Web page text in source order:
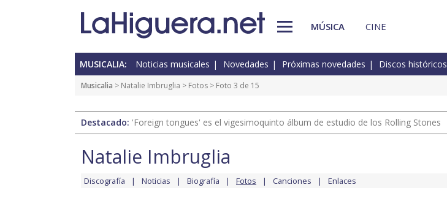
MÚSICA CINE
MUSICALIA: Noticias musicales Novedades Próximas novedades Discos históricos
Musicalia > Natalie Imbruglia > Fotos > Foto 3 de 15
Destacado: 'Foreign tongues' es el vigesimoquinto álbum de estudio de los Rolling Stones
Natalie Imbruglia
Discografía Noticias Biografía Fotos Canciones Enlaces